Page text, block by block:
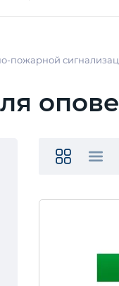
пожарной